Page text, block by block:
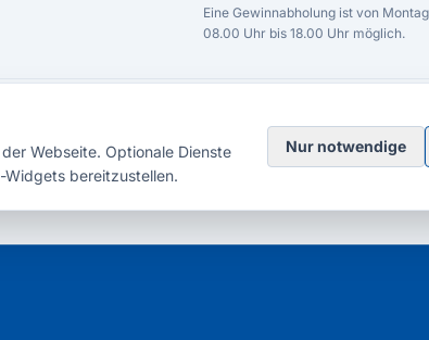
Eine Gewinnabholung ist von
08.00 Uhr bis 18.00 Uhr möglich.
Webseite. Optionale Dienste
bereitzustellen.
Nur notwendige